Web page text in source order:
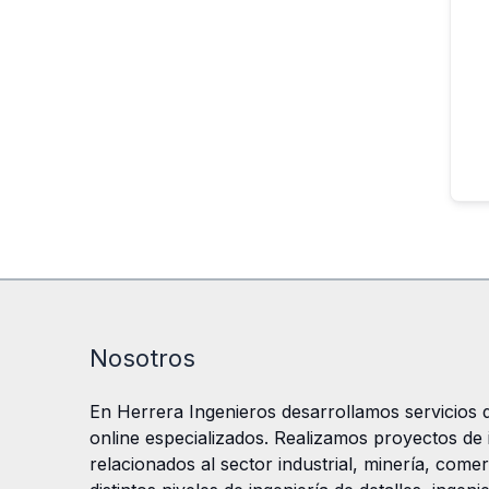
Nosotros
En Herrera Ingenieros desarrollamos servicios
online especializados. Realizamos proyectos
relacionados al sector industrial, minería,